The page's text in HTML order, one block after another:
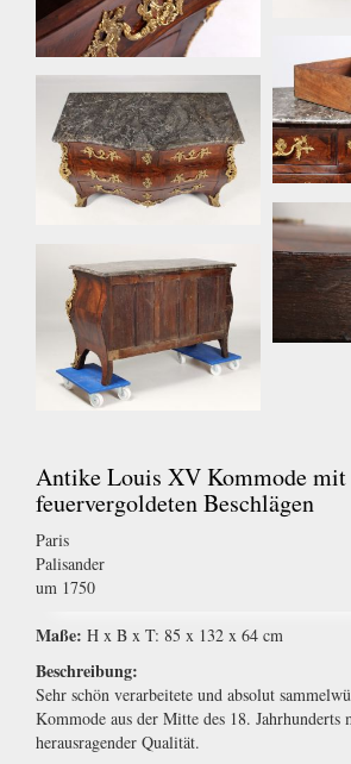
Antike Louis XV Kommode mit
feuervergoldeten Beschlägen
Paris
Palisander
um 1750
Maße: H x B x T: 85 x 132 x 64 cm
Beschreibung:
Sehr schön verarbeitete und absolut
Kommode aus der Mitte des 18. Jahrhunderts
herausragender Qualität.